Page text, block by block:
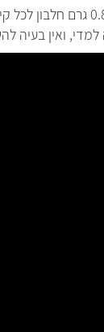
ואין בעיה